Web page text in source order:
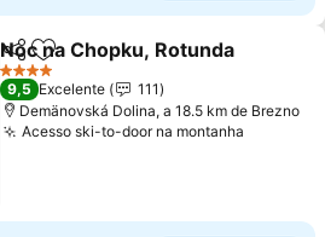
PartilharAdicionar aos favoritos
Noc na Chopku, Rotunda
4 Estrelas
9,5 Excelente
111
Demänovská Dolina, a 18.5 km de Brezno
Acesso ski-to-door na montanha